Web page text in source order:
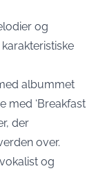
og
albummet
med ‘Breakfast
der
over.
og